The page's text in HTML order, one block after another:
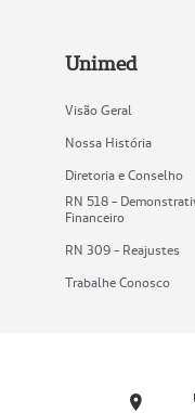
Unimed
Visão Geral
Nossa História
Diretoria e Conselho
RN 518 -
Financeiro
RN 309 - Reajustes
Trabalhe Conosco